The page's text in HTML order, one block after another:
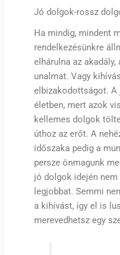
Jó dolgok-rossz
Ha mindig, mindent
rendelkezésünkre
elhárulna az
unalmat. Vagy
elbizakodottságot.
életben, mert azok
kellemes dolgok
úthoz az erőt. A
időszaka pedig a
persze önmagunk
jó dolgok idején
legjobbat. Semmi
a kihívást, így el is
merevedhetsz egy